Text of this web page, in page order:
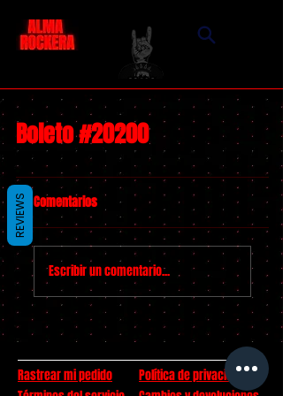
Boleto #20200
Comentarios
Escribir un comentario...
Rastrear mi pedido
Política de privacidad
REVIEWS